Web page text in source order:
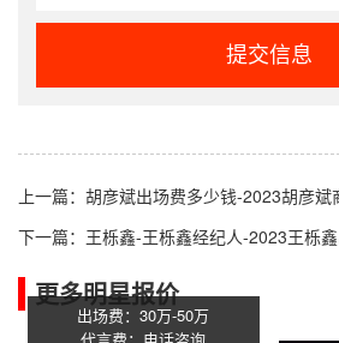
提交信息
上一篇： 胡彦斌出场费多少钱-2023胡彦斌
下一篇： 王栎鑫-王栎鑫经纪人-2023王栎
更多明星报价
出场费：30万-50万